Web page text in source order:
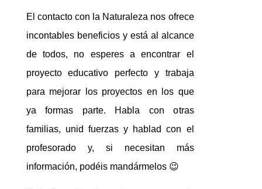
El contacto con la Naturaleza nos ofrece
incontables beneficios y está al alcance
de todos, no esperes a encontrar el
proyecto educativo perfecto y trabaja
para mejorar los proyectos en los que
ya formas parte. Habla con otras
familias, unid fuerzas y hablad con el
profesorado y, si necesitan más
información, podéis mandármelos 😉